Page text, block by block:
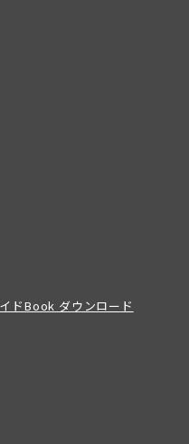
ドBook ダウンロード